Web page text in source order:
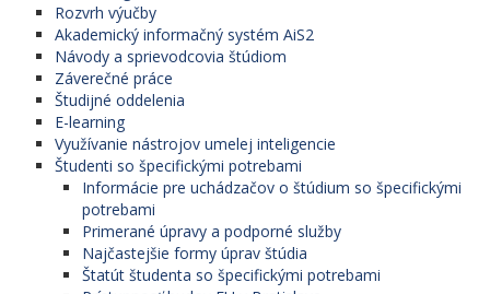
Rozvrh výučby
Akademický informačný systém AiS2
Návody a sprievodcovia štúdiom
Záverečné práce
Študijné oddelenia
E-learning
Využívanie nástrojov umelej inteligencie
Študenti so špecifickými potrebami
Informácie pre uchádzačov o štúdium so špecifickými
potrebami
Primerané úpravy a podporné služby
Najčastejšie formy úprav štúdia
Štatút študenta so špecifickými potrebami